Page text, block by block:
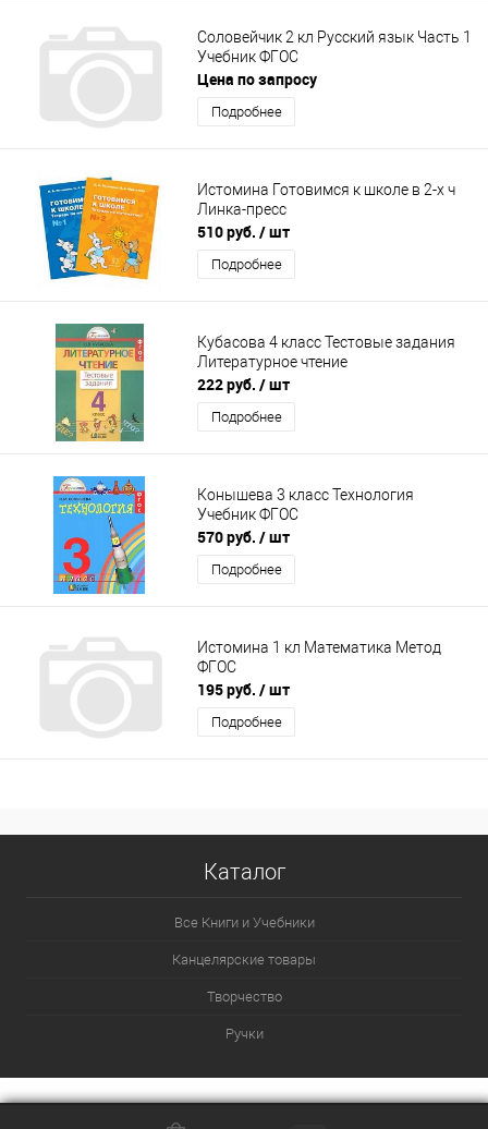
Соловейчик 2 кл Русский язык Часть 1
Учебник ФГОС
Цена по запросу
Подробнее
Истомина Готовимся к школе в 2-х ч
Линка-пресс
510 руб. / шт
Подробнее
Кубасова 4 класс Тестовые задания
Литературное чтение
222 руб. / шт
Подробнее
Конышева 3 класс Технология
Учебник ФГОС
570 руб. / шт
Подробнее
Истомина 1 кл Математика Метод
ФГОС
195 руб. / шт
Подробнее
Каталог
Все Книги и Учебники
Канцелярские товары
Творчество
Ручки